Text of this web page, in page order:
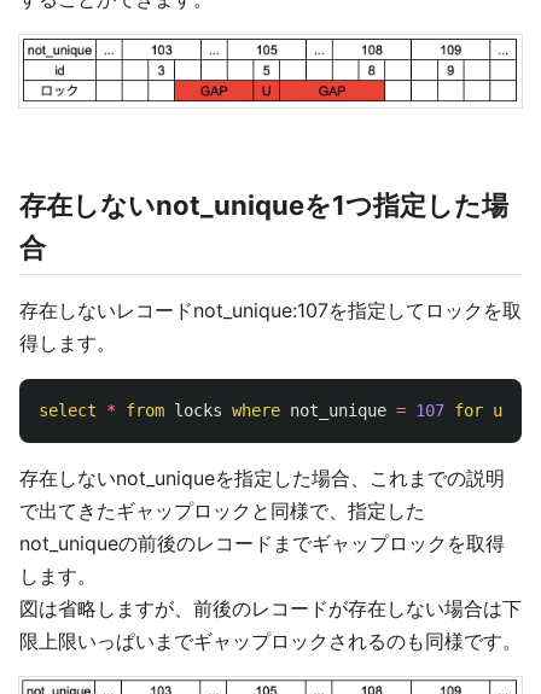
存在しないnot_uniqueを1つ指定した場
合
存在しないレコードnot_unique:107を指定してロックを取
得します。
select * from locks where not_unique = 107 for
存在しないnot_uniqueを指定した場合、これまでの説明
で出てきたギャップロックと同様で、指定した
not_uniqueの前後のレコードまでギャップロックを取得
します。
図は省略しますが、前後のレコードが存在しない場合は下
限上限いっぱいまでギャップロックされるのも同様です。